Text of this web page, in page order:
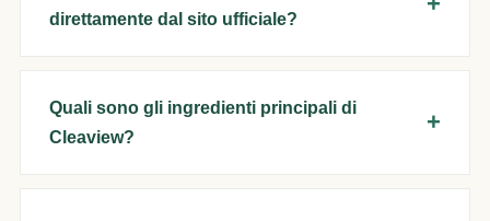
direttamente dal sito ufficiale?
Quali sono gli ingredienti principali di
Cleaview?